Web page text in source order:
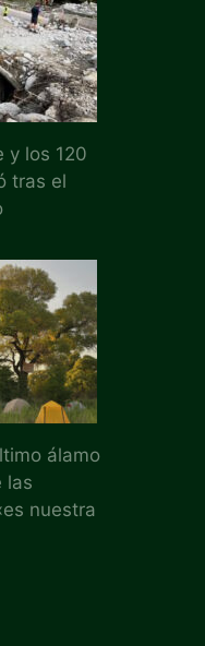
y los 120
tras el
álamo
las
nuestra